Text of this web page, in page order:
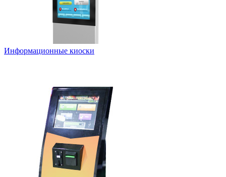
Информационные киоски